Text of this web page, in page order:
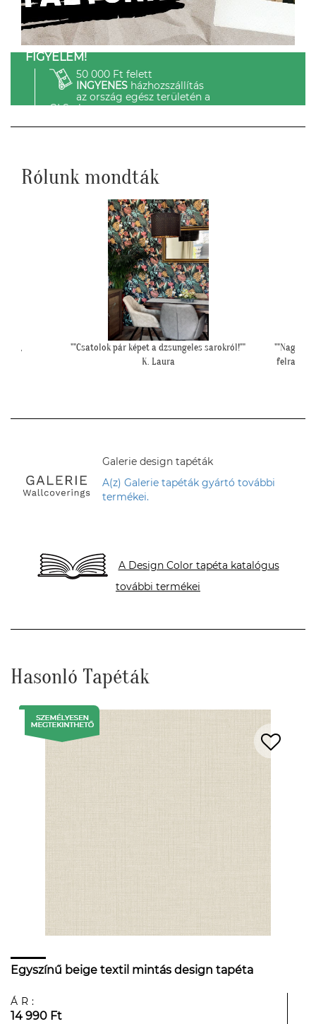
FIGYELEM!
50 000 Ft felett
INGYENESházhozszállítás
az ország egész területén a
GLS-el.
Rólunk mondták
""Nagyon köszönjük a telefonos segítséget a tapéta
felrakásához, először tapétáztunk, és nagyon szép
""Kicsit
Galerie design tapéták
A(z) Galerie tapéták gyártó további
termékei.
A Design Color tapéta katalógus
további termékei
Hasonló Tapéták
Egyszínű beige textil mintás design tapéta
ÁR:
14 990 Ft